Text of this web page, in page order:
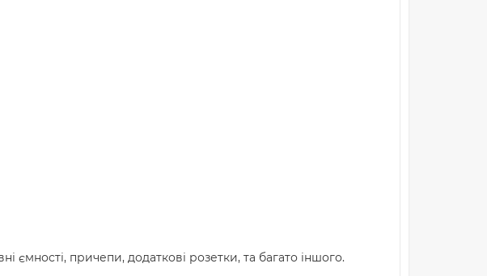
ємності, причепи, додаткові розетки, та багато іншого.